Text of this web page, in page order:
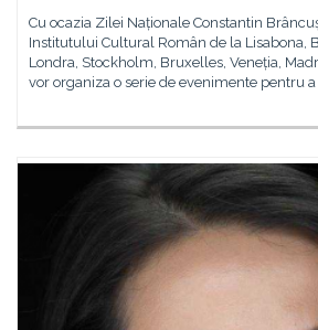
Cu ocazia Zilei Naționale Constantin
Institutului Cultural Român de la Lisabona,
Londra, Stockholm, Bruxelles, Veneția,
vor organiza o serie de evenimente pentru